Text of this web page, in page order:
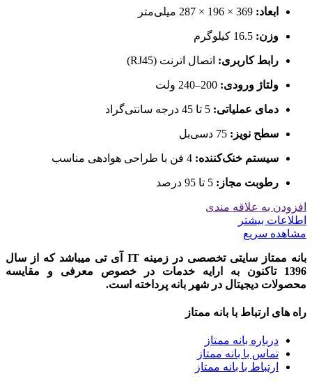
ابعاد: 369 × 196 × 287 میلی‌متر
وزن: 16.5 کیلوگرم
رابط کاربری: اتصال اترنت (RJ45)
ولتاژ ورودی: 200–240 ولت
دمای عملیاتی: 5 تا 45 درجه سانتی‌گراد
سطح نویز: 75 دسی‌بل
سیستم خنک‌کننده: 4 فن با طراحی هوادهی مناسب
رطوبت مجاز: 5 تا 95 درصد
افزودن به علاقه مندی
اطلاعات بیشتر
مشاهده سریع
بانه ممتاز سایتی تخصصی در زمینه IT آی تی میباشد که از سال
1396 تاکنون به ارایه خدمات در خصوص معرفی و مقایسه
محصولات دیجیتال در شهر بانه پرداخته است.
راه های ارتباط با بانه ممتاز
درباره بانه ممتاز
تماس با بانه ممتاز
ارتباط با بانه ممتاز